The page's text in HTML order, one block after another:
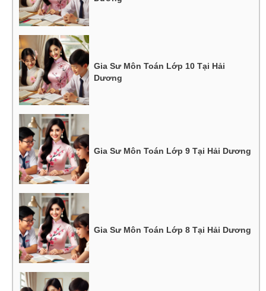
Gia Sư Môn Toán Lớp 10 Tại Hải
Dương
Gia Sư Môn Toán Lớp 9 Tại Hải Dương
Gia Sư Môn Toán Lớp 8 Tại Hải Dương